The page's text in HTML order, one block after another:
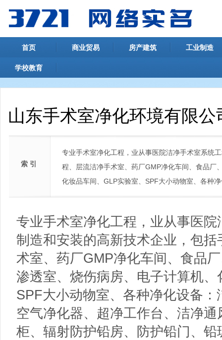
首页 商业贸易 房产建筑 工业制造
学校教育
山东手术室净化环境有限公
索 引
专业手术室净化工程，业从事医院洁净手术室系统
程、层流洁净手术室、药厂GMP净化车间、食品厂
化妆品车间、GLP实验室、SPF大小动物室、各种
专业手术室净化工程，业从事医
制造和安装的高新技术企业，包
术室、药厂GMP净化车间、食品
渗透室、烧伤病房、电子计算机
SPF大小动物室、各种净化设备
空气净化器、超净工作台、洁净
柜、辐射防护铅房、防护铅门、